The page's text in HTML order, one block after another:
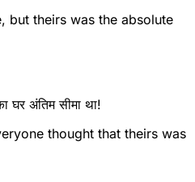
but theirs was the absolute
अंतिम सीमा था!
thought that theirs was